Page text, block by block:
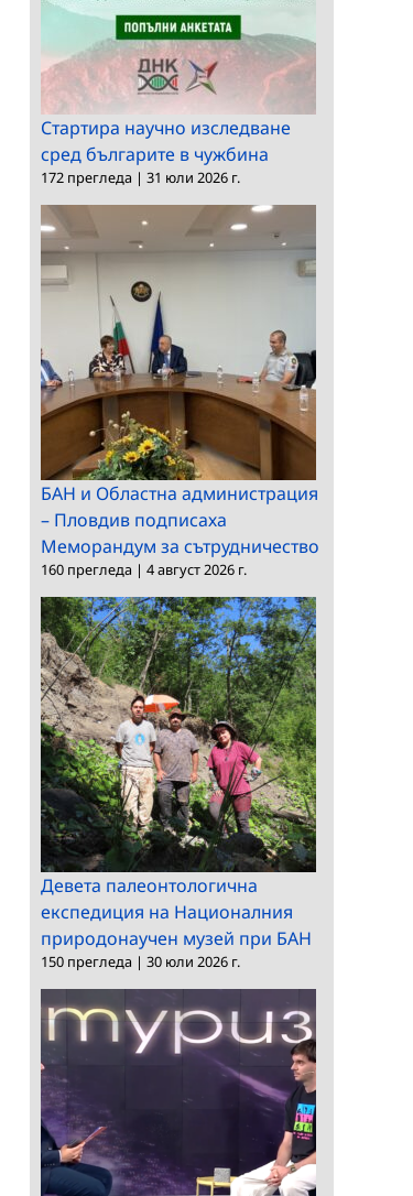
Стартира научно изследване
сред българите в чужбина
172 прегледа | 31 юли 2026 г.
БАН и Областна администрация
– Пловдив подписаха
Меморандум за сътрудничество
160 прегледа | 4 август 2026 г.
Девета палеонтологична
експедиция на Националния
природонаучен музей при БАН
150 прегледа | 30 юли 2026 г.